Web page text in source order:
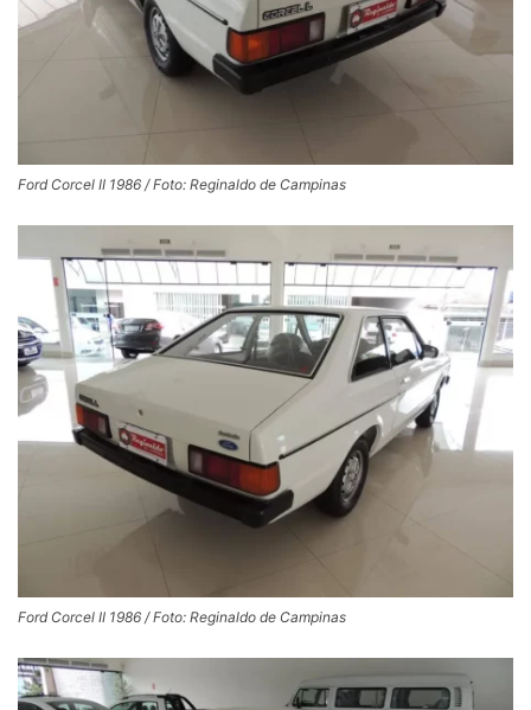
Ford Corcel II 1986 / Foto: Reginaldo de Campinas
Ford Corcel II 1986 / Foto: Reginaldo de Campinas